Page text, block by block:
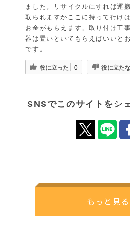
ました。リサイクルにすれば運
取られますがここに持って行け
お金がもらえます。取り付け工
器は置いといてもらえばいいと
です。
役に立った 0 役に立た
SNSでこのサイトをシ
もっと見る